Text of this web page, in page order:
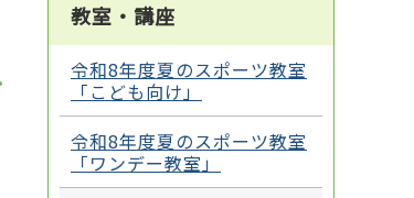
教室・講座
令和8年度夏のスポーツ教室
「こども向け」
令和8年度夏のスポーツ教室
「ワンデー教室」